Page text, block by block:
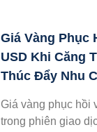
Giá Vàng Phục
USD Khi Căng
Thúc Đẩy Nhu
Giá vàng phục hồi
trong phiên giao